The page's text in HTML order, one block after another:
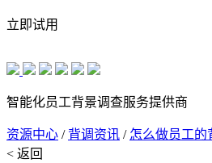
立即试用
智能化员工背景调查服务提供商
资源中心 / 背调资讯 / 怎么做员工的
< 返回